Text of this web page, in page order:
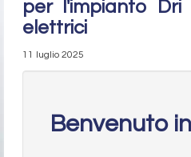
per l'impianto
elettrici
11 luglio 2025
Benvenuto